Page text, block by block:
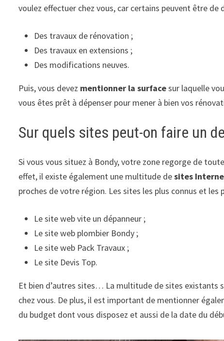
voulez effectuer chez vous, car certains peuvent être de
Des travaux de rénovation ;
Des travaux en extensions ;
Des modifications neuves.
Puis, vous devez mentionner la surfacesur laquelle
vous êtes prêt à dépenser pour mener à bien vos
Sur quels sites peut-on faire un
Si vous vous situez à Bondy, votre zone regorge de toute
effet, il existe également une multitude desites
proches de votre région. Les sites les plus connus et
Le site web vite un dépanneur ;
Le site web plombier Bondy ;
Le site web Pack Travaux ;
Le site Devis Top.
Et bien d’autres sites… La multitude de sites existants
chez vous. De plus, il est important de mentionner
du budget dont vous disposez et aussi de la date du